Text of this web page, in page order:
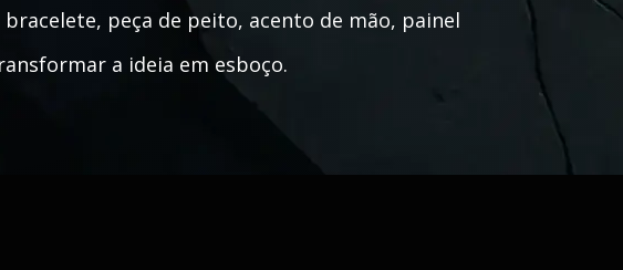
peça de peito, acento de mão, painel
a ideia em esboço.